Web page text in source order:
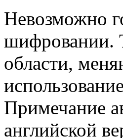
Невозможно
шифровании.
области,
Примечание
английской